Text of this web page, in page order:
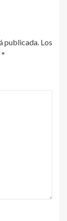
publicada. Los
*